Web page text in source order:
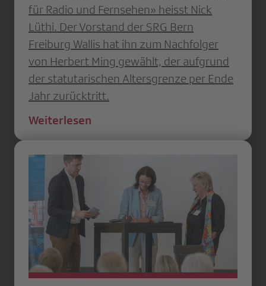
für Radio und Fernsehen» heisst Nick
Lüthi. Der Vorstand der SRG Bern
Freiburg Wallis hat ihn zum Nachfolger
von Herbert Ming gewählt, der aufgrund
der statutarischen Altersgrenze per Ende
Jahr zurücktritt.
Weiterlesen